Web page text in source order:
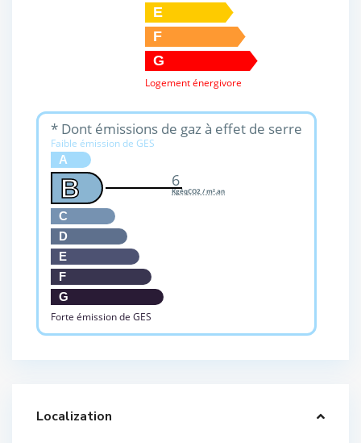
E
F
G
Logement énergivore
* Dont émissions de gaz à effet de serre
Faible émission de GES
A
B
C
D
E
F
G
Forte émission de GES
6
KgéqCO2 / m².an
Localization